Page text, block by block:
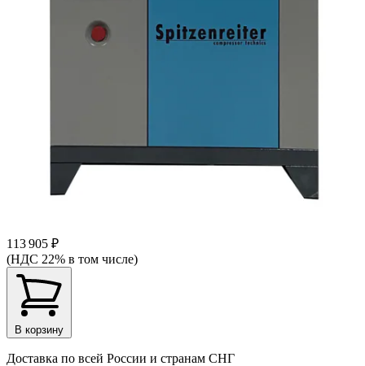
113 905 ₽
(НДС 22% в том числе)
В корзину
Доставка по всей России и странам СНГ